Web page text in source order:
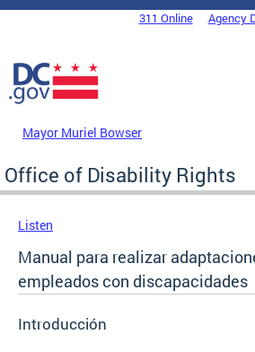
Skip to main content
DC Agency Top Menu311 Online Agency
Mayor Muriel Bowser
Office of Disability Rights
Listen
Manual para realizar
empleados con discapacidades
Introducción